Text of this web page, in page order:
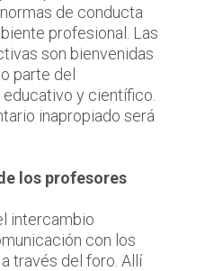
de conducta
profesional. Las
son bienvenidas
parte del
y científico.
inapropiado será
los profesores
intercambio
con los
través del foro. Allí